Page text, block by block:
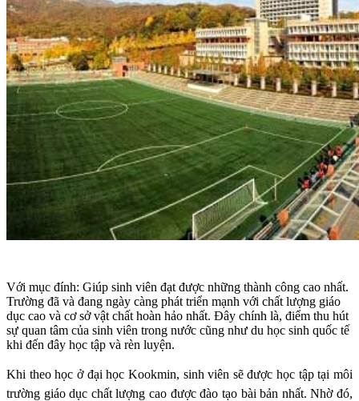
Với mục đính: Giúp sinh viên đạt được những thành công cao nhất.
Trường đã và đang ngày càng phát triển mạnh với chất lượng giáo
dục cao và cơ sở vật chất hoàn hảo nhất. Đây chính là, điểm thu hút
sự quan tâm của sinh viên trong nước cũng như du học sinh quốc tế
khi đến đây học tập và rèn luyện.
Khi theo học ở đại học Kookmin, sinh viên sẽ được học tập tại môi
trường giáo dục chất lượng cao được đào tạo bài bản nhất. Nhờ đó,